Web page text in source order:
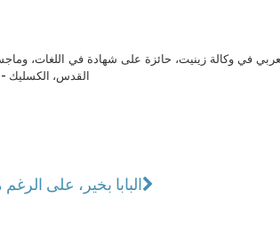
في وكالة زينيت، حائزة على شهادة في اللغات،
القدس، الكسليك
البابا بخير، على